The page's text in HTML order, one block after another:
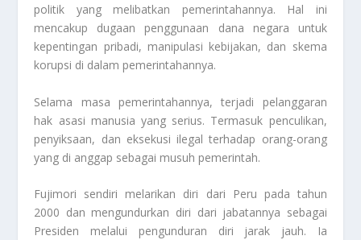
politik yang melibatkan pemerintahannya. Hal ini
mencakup dugaan penggunaan dana negara untuk
kepentingan pribadi, manipulasi kebijakan, dan skema
korupsi di dalam pemerintahannya.
Selama masa pemerintahannya, terjadi pelanggaran
hak asasi manusia yang serius. Termasuk penculikan,
penyiksaan, dan eksekusi ilegal terhadap orang-orang
yang di anggap sebagai musuh pemerintah.
Fujimori sendiri melarikan diri dari Peru pada tahun
2000 dan mengundurkan diri dari jabatannya sebagai
Presiden melalui pengunduran diri jarak jauh. Ia